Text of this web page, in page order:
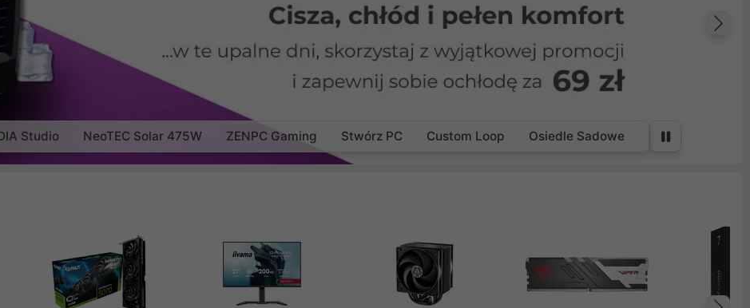
Studio NeoTEC Solar 475W ZENPC Gaming Stwórz PC Custom Loop Osiedle Sadowe